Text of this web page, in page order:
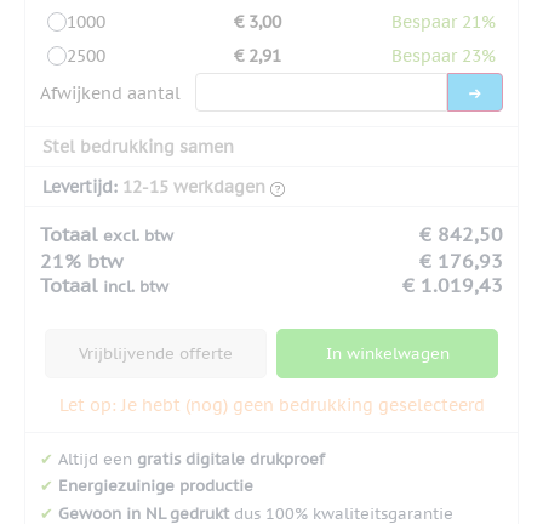
1000
€ 3,00
Bespaar 21%
2500
€ 2,91
Bespaar 23%
Afwijkend aantal
Stel bedrukking samen
Levertijd: 12-15 werkdagen
Totaal excl. btw
€ 842,50
21% btw
€ 176,93
Totaal incl. btw € 1.019,43
Vrijblijvende offerte In winkelwagen
Let op: Je hebt (nog) geen bedrukking geselecteerd
✔ Altijd een gratis digitale drukproef
✔ Energiezuinige productie
✔ Gewoon in NL gedruktdus 100% kwaliteitsgarantie